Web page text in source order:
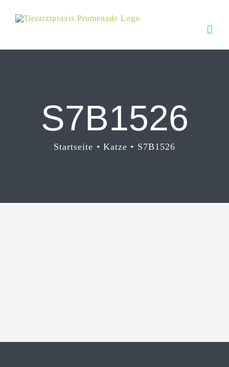
Inhalt
S7B1526
Startseite Katze S7B1526